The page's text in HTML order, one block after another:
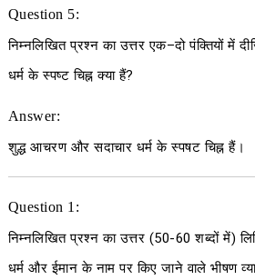
Question 5:
निम्नलिखित प्रश्न का उत्तर एक–दो पंक्तियों में
धर्म के स्पष्ट चिह्न क्या हैं?
Answer:
शुद्ध आचरण और सदाचार धर्म के स्पषट चिह्न हैं।
Question 1:
निम्नलिखित प्रश्न का उत्तर (50-60शब्दों में)
धर्म और ईमान के नाम पर किए जाने वाले भीषण